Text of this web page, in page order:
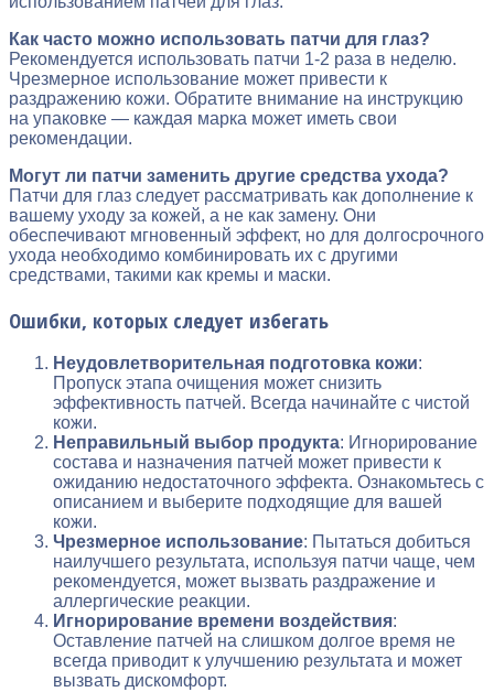
Как часто можно использовать патчи для глаз?
Рекомендуется использовать патчи 1-2 раза в неделю.
Чрезмерное использование может привести к
раздражению кожи. Обратите внимание на инструкцию
на упаковке — каждая марка может иметь свои
рекомендации.
Могут ли патчи заменить другие средства ухода?
Патчи для глаз следует рассматривать как дополнение к
вашему уходу за кожей, а не как замену. Они
обеспечивают мгновенный эффект, но для долгосрочного
ухода необходимо комбинировать их с другими
средствами, такими как кремы и маски.
Ошибки, которых следует избегать
Неудовлетворительная подготовка кожи:
Пропуск этапа очищения может снизить
эффективность патчей. Всегда начинайте с чистой
кожи.
Неправильный выбор продукта: Игнорирование
состава и назначения патчей может привести к
ожиданию недостаточного эффекта. Ознакомьтесь с
описанием и выберите подходящие для вашей
кожи.
Чрезмерное использование: Пытаться добиться
наилучшего результата, используя патчи чаще, чем
рекомендуется, может вызвать раздражение и
аллергические реакции.
Игнорирование времени воздействия:
Оставление патчей на слишком долгое время не
всегда приводит к улучшению результата и может
вызвать дискомфорт.